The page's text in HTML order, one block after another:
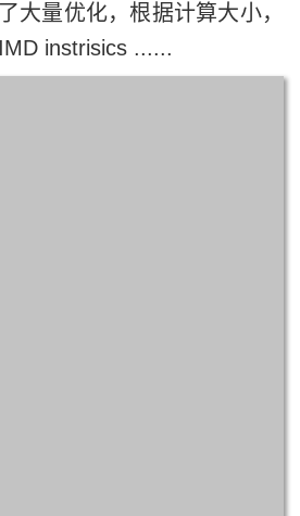
大量优化，根据计算大小，
instrisics ......